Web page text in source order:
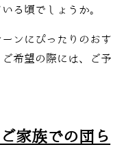
る頃でしょうか。
ンにぴったりのおす
希望の際には、ご予
家族での団ら